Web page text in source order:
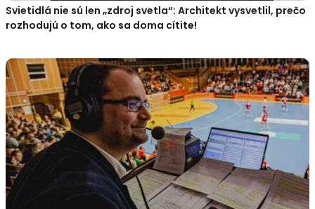
Svietidlá nie sú len „zdroj svetla“: Architekt vysvetlil, prečo
rozhodujú o tom, ako sa doma cítite!